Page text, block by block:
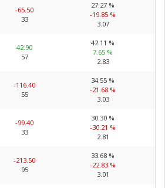
-65.50
33
27.27 %
-19.85 %
3.07
42.90
57
42.11 %
7.65 %
2.83
-116.40
55
34.55 %
-21.68 %
3.03
-99.40
33
30.30 %
-30.21 %
2.81
-213.50
95
33.68 %
-22.83 %
3.01